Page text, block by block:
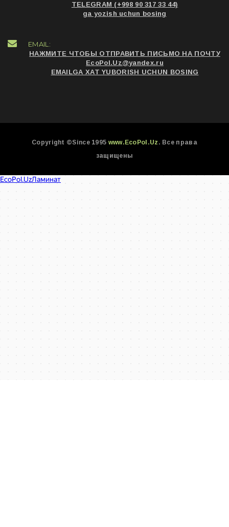
TELEGRAM (+998 90 317 33 44)
ga yozish uchun bosing
EMAIL:
НАЖМИТЕ ЧТОБЫ ОТПРАВИТЬ ПИСЬМО НА ПОЧТУ
EcoPol.Uz@yandex.ru
EMAILGA XAT YUBORISH UCHUN BOSING
Copyright ©Since 1995 www.EcoPol.Uz . Все права
защищены